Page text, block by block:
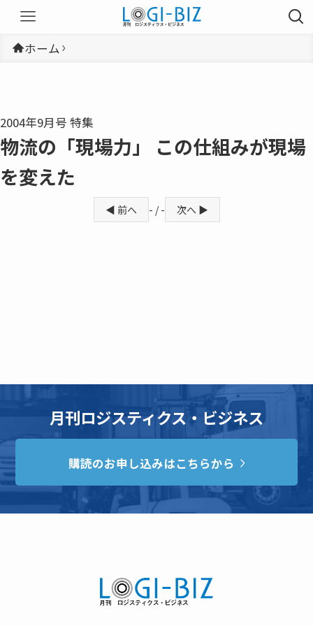
ホーム
2004年9月号 特集
物流の「現場力」 この仕組みが現場
を変えた
◀ 前へ - / - 次へ ▶
月刊ロジスティクス・ビジネス
購読のお申し込みはこちらから